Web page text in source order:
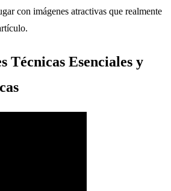
con imágenes atractivas que realmente
Técnicas Esenciales y